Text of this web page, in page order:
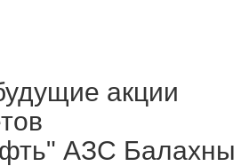
акции
АЗС Балахны